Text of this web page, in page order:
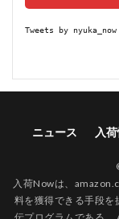
Tweets by nyuka_now
ニュース 入
入荷Nowは、
料を獲得できる手段を
伝プログラムである、